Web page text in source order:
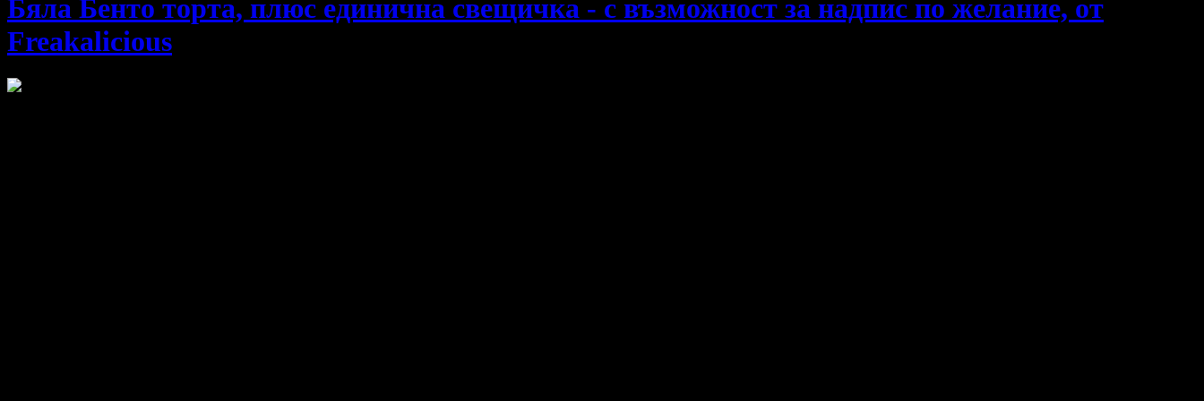
Бяла Бенто торта, плюс единична свещичка - с възможност за надпис по желание, от
Freakalicious